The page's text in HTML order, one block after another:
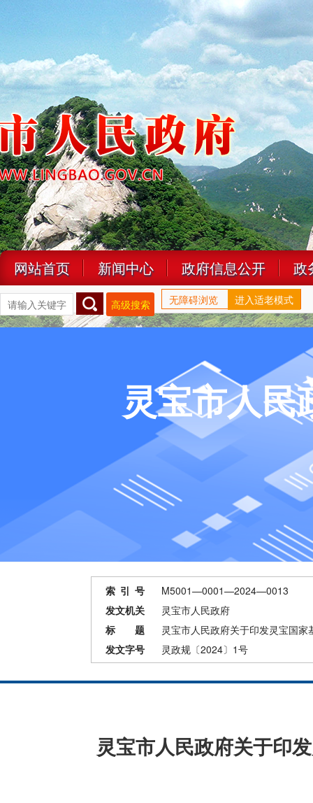
网站首页 新闻中心 政府信息公开 政
高级搜索 无障碍浏览 进入适老模式
灵宝市人民
索 引 号
M5001—0001—2024—0013
发文机关
灵宝市人民政府
标 题
灵宝市人民政府关于印发灵宝国
发文字号
灵政规〔2024〕1号
灵宝市人民政府关于印